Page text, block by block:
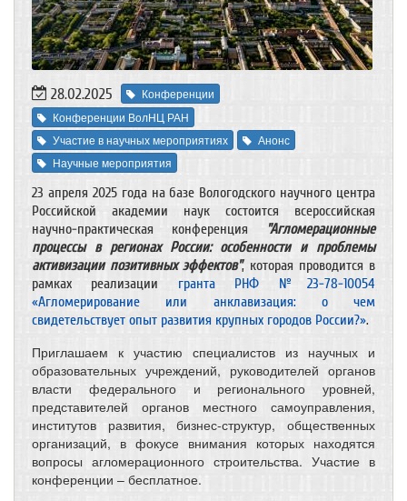
28.02.2025
Конференции
Конференции ВолНЦ РАН
Участие в научных мероприятиях
Анонс
Научные мероприятия
23 апреля 2025 года на базе Вологодского научного центра
Российской академии наук состоится всероссийская
научно-практическая конференция
"Агломерационные
процессы в регионах России: особенности и проблемы
активизации позитивных эффектов", которая проводится в
рамках реализации гранта РНФ №23-78-10054
«Агломерирование или анклавизация: о чем
свидетельствует опыт развития крупных городов России?».
Приглашаем к участию специалистов из научных и
образовательных учреждений, руководителей органов
власти федерального и регионального уровней,
представителей органов местного самоуправления,
институтов развития, бизнес-структур, общественных
организаций, в фокусе внимания которых находятся
вопросы агломерационного строительства. Участие в
конференции – бесплатное.